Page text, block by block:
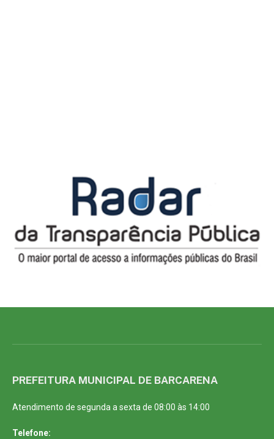
PREFEITURA MUNICIPAL DE BARCARENA
Atendimento de segunda a sexta de 08:00 às 14:00
Telefone: